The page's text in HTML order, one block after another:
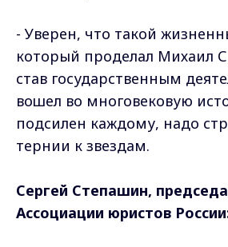
- Уверен, что такой
который проделал Михаил
став государственным
вошел во многовековую
подсилен каждому, надо
тернии к звездам.
Сергей Степашин,
Ассоциации юристов